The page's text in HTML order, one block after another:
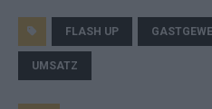
FLASH UP
UMSATZ